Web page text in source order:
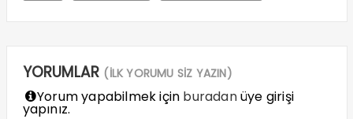
YORUMLAR (İLK YORUMU SİZ YAZIN)
Yorum yapabilmek için buradanüye girişi
yapınız.